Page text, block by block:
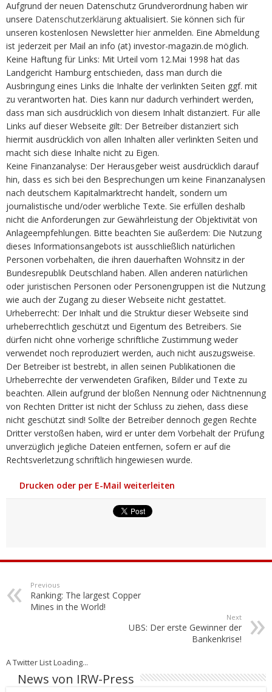
Aufgrund der neuen Datenschutz Grundverordnung haben wir
unsere Datenschutzerklärung aktualisiert. Sie können sich für
unseren kostenlosen Newsletter hier anmelden. Eine Abmeldung
ist jederzeit per Mail an info (at) investor-magazin.de möglich.
Keine Haftung für Links: Mit Urteil vom 12.Mai 1998 hat das
Landgericht Hamburg entschieden, dass man durch die
Ausbringung eines Links die Inhalte der verlinkten Seiten ggf. mit
zu verantworten hat. Dies kann nur dadurch verhindert werden,
dass man sich ausdrücklich von diesem Inhalt distanziert. Für alle
Links auf dieser Webseite gilt: Der Betreiber distanziert sich
hiermit ausdrücklich von allen Inhalten aller verlinkten Seiten und
macht sich diese Inhalte nicht zu Eigen.
Keine Finanzanalyse: Der Herausgeber weist ausdrücklich darauf
hin, dass es sich bei den Besprechungen um keine Finanzanalysen
nach deutschem Kapitalmarktrecht handelt, sondern um
journalistische und/oder werbliche Texte. Sie erfüllen deshalb
nicht die Anforderungen zur Gewährleistung der Objektivität von
Anlageempfehlungen. Bitte beachten Sie außerdem: Die Nutzung
dieses Informationsangebots ist ausschließlich natürlichen
Personen vorbehalten, die ihren dauerhaften Wohnsitz in der
Bundesrepublik Deutschland haben. Allen anderen natürlichen
oder juristischen Personen oder Personengruppen ist die Nutzung
wie auch der Zugang zu dieser Webseite nicht gestattet.
Urheberrecht: Der Inhalt und die Struktur dieser Webseite sind
urheberrechtlich geschützt und Eigentum des Betreibers. Sie
dürfen nicht ohne vorherige schriftliche Zustimmung weder
verwendet noch reproduziert werden, auch nicht auszugsweise.
Der Betreiber ist bestrebt, in allen seinen Publikationen die
Urheberrechte der verwendeten Grafiken, Bilder und Texte zu
beachten. Allein aufgrund der bloßen Nennung oder Nichtnennung
von Rechten Dritter ist nicht der Schluss zu ziehen, dass diese
nicht geschützt sind! Sollte der Betreiber dennoch gegen Rechte
Dritter verstoßen haben, wird er unter dem Vorbehalt der Prüfung
unverzüglich jegliche Dateien entfernen, sofern er auf die
Rechtsverletzung schriftlich hingewiesen wurde.
Drucken oder per E-Mail weiterleiten
Previous
Ranking: The largest Copper
Mines in the World!
Next
UBS: Der erste Gewinner der
Bankenkrise!
A Twitter List Loading...
News von IRW-Press